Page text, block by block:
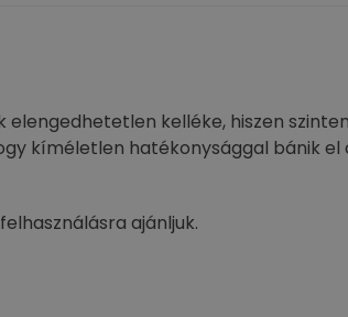
elengedhetetlen kelléke, hiszen
kíméletlen hatékonysággal bánik
ajánljuk.